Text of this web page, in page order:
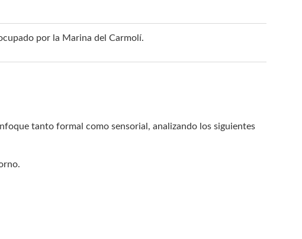
por la Marina del Carmolí.
tanto formal como sensorial, analizando los siguientes